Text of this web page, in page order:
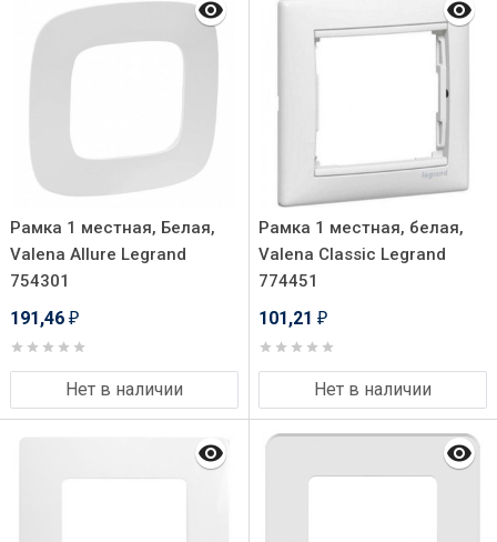
Рамка 1 местная, Белая,
Valena Allure Legrand
754301
191,46 ₽
Нет в наличии
Рамка 1 местная, белая,
Valena Classic Legrand
774451
101,21 ₽
Нет в наличии